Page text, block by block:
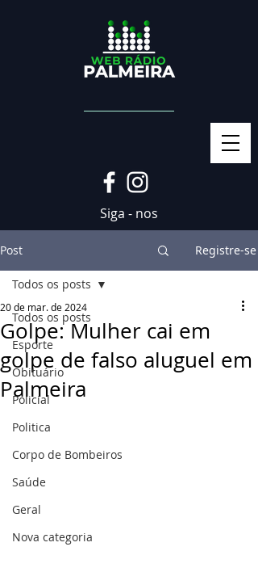
Siga - nos
Post Registre-se
Todos os posts
Esporte
Obituário
Policial
Politica
Corpo de Bombeiros
Saúde
Geral
Nova categoria
Todos os posts
Golpe: Mulher cai em
golpe de falso aluguel em
Palmeira
20 de mar. de 2024